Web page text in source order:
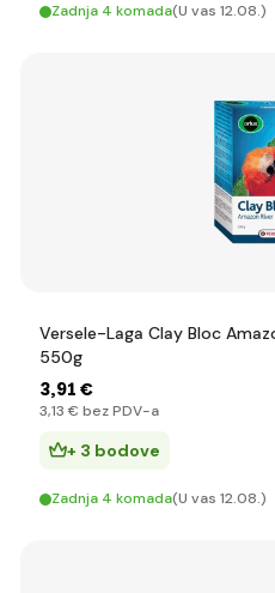
Zadnja 4 komada(U vas 12.08.)
Versele-Laga Clay Bloc
550g
3,91 €
3,13 € bez PDV-a
+ 3 bodove
Zadnja 4 komada(U vas 12.08.)